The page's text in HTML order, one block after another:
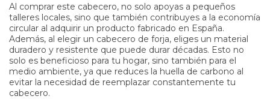
Al comprar este cabecero, no solo apoyas a pequeños
talleres locales, sino que también contribuyes a la economía
circular al adquirir un producto fabricado en España.
Además, al elegir un cabecero de forja, eliges un material
duradero y resistente que puede durar décadas. Esto no
solo es beneficioso para tu hogar, sino también para el
medio ambiente, ya que reduces la huella de carbono al
evitar la necesidad de reemplazar constantemente tu
cabecero.